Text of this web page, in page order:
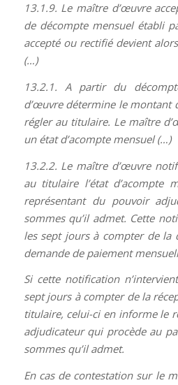
13.1.9. Le maître d’œuvre
de décompte mensuel établi
accepté ou rectifié devient
(…)
13.2.1. A partir du
d’œuvre détermine le montant
régler au titulaire. Le maître
un état d’acompte mensuel (…)
13.2.2. Le maître d’œuvre
au titulaire l’état d’acompte
représentant du pouvoir
sommes qu’il admet. Cette
les sept jours à compter de la
demande de paiement
Si cette notification
sept jours à compter de la
titulaire, celui-ci en informe le
adjudicateur qui procède au
sommes qu’il admet.
En cas de contestation sur le